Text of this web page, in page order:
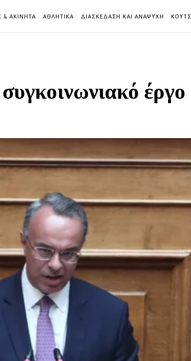
& ΑΚΙΝΗΤΑ ΑΘΛΗΤΙΚΑ ΔΙΑΣΚΕΔΑΣΗ ΚΑΙ ΑΝΑΨΥΧΗ